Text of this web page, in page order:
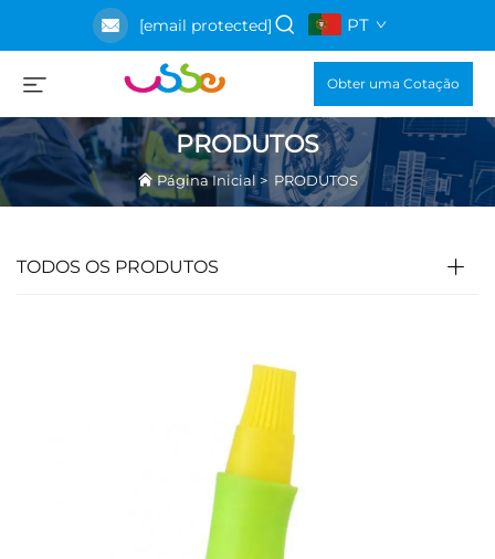
[email protected] PT
Obter uma Cotação
PRODUTOS
Página Inicial> PRODUTOS
TODOS OS PRODUTOS